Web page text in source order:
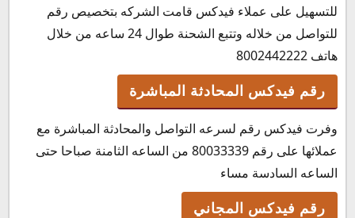
للتسهيل على عملاء فيدكس قامت الشركه بتخصيص رقم
للتواصل من خلاله وتتبع الشحنة طوال 24 ساعه من خلال
هاتف 8002442222
رقم فيدكس المحادثة المباشرة
وفرت فيدكس رقم لسرعه التواصل والمحادثة المباشرة مع
عملائها على رقم 80033339 من الساعه الثامنة صباحا حتى
الساعه السادسة مساء
رقم فيدكس المجاني